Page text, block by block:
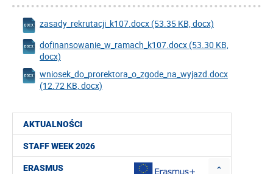
AKTUALNOŚCI
STAFF WEEK 2026
ERASMUS
zasady_rekrutacji_k107.docx (53.35 KB, docx)
dofinansowanie_w_ramach_k107.docx (53.30 KB,
docx)
wniosek_do_prorektora_o_zgode_na_wyjazd.docx
(12.72 KB, docx)